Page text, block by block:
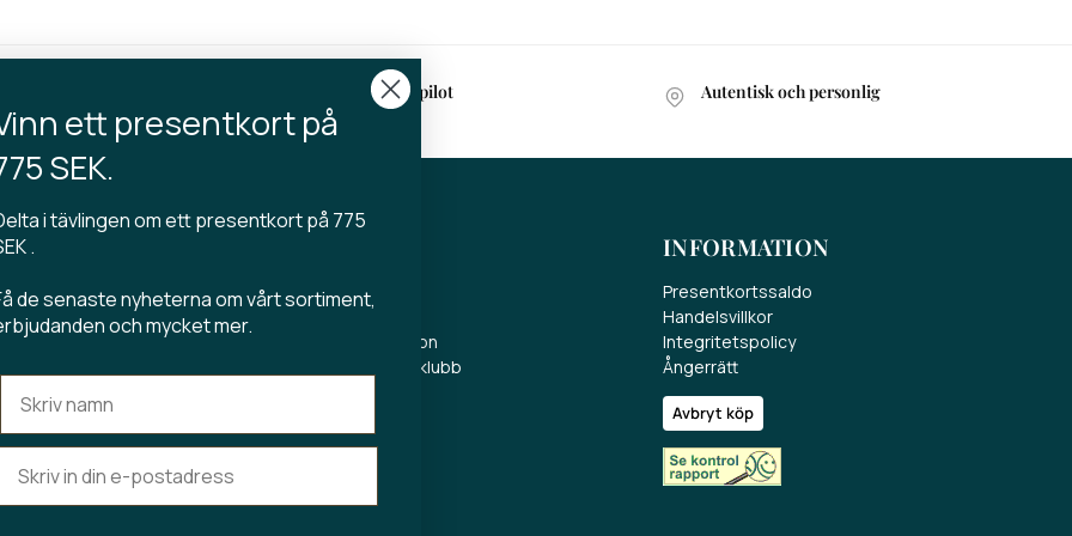
2-3 arbetsdagar
4.9 på Trustpilot Autentisk och personlig
23
C
11–17.00
Om Tibladin
Hållbar produktion
Registrera kundklubb
INFORMATION
Presentkortssaldo
Handelsvillkor
Integritetspolicy
Ångerrätt
Avbryt köp
ett presentkort på
SEK.
i tävlingen om ett presentkort på 775
.
de senaste nyheterna om vårt sortiment,
och mycket mer.